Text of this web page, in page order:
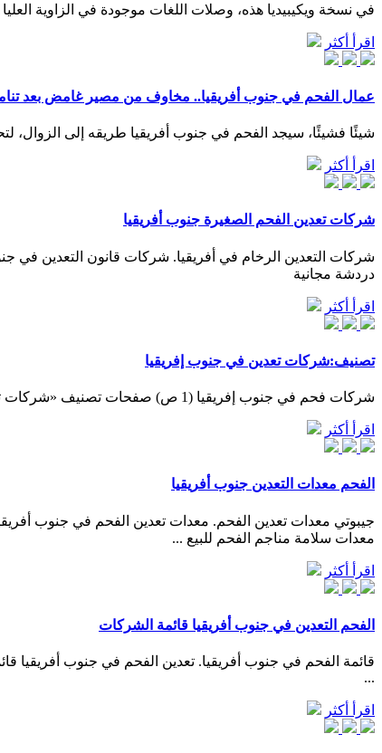
في نسخة ويكيبيديا هذه، وصلات اللغات موجودة في الزاوية العليا اليسرى بجانب العنوان.
اقرأ أكثر
عمال الفحم في جنوب أفريقيا.. مخاوف من مصير غامض بعد
شيئًا فشيئًا، سيجد الفحم في جنوب أفريقيا طريقه إلى الزوال، لتحلّ بدلًا
اقرأ أكثر
شركات تعدين الفحم الصغيرة جنوب أفريقيا
دردشة مجانية
اقرأ أكثر
تصنيف:شركات تعدين في جنوب إفريقيا
شركات فحم في جنوب إفريقيا‏ (1 ص) صفحات تصنيف «شركات تعدين في جنوب إفريقيا» يشتمل هذا التصنيف على 4 صفحات، من أصل 4.
اقرأ أكثر
الفحم معدات التعدين جنوب أفريقيا
معدات سلامة مناجم الفحم للبيع ...
اقرأ أكثر
الفحم التعدين في جنوب أفريقيا قائمة الشركات
...
اقرأ أكثر